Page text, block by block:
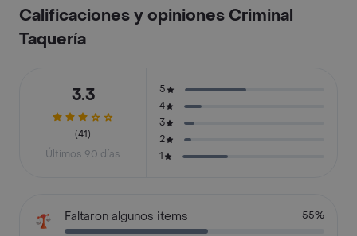
Calificaciones y opiniones Criminal
Taquería
3.3
(41)
Últimos 90 días
5
4
3
2
1
Faltaron algunos items 55%